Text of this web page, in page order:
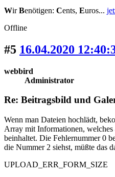
WirBenötigen: Cents, Euros...
Offline
#5 16.04.2020
webbird
Administrator
Re: Beitragsbild und
Wenn man Dateien hochlädt,
Array mit Informationen, welches
beinhaltet. Die Fehlernummer 0
die Nummer 2 siehst, müßte das
UPLOAD_ERR_FORM_SIZE